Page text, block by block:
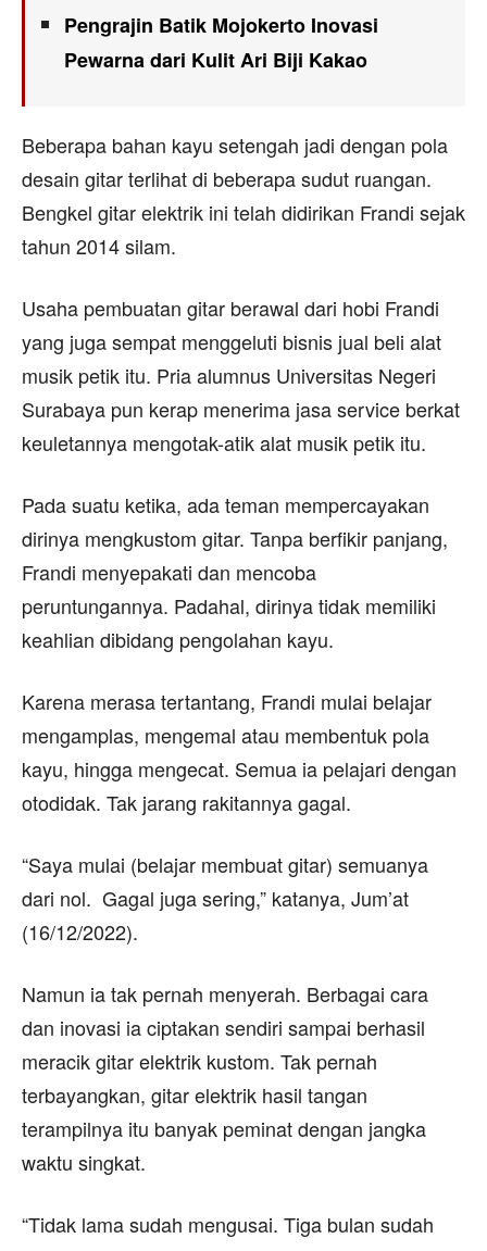
Pengrajin Batik Mojokerto Inovasi
Pewarna dari Kulit Ari Biji Kakao
Beberapa bahan kayu setengah jadi dengan pola
desain gitar terlihat di beberapa sudut ruangan.
Bengkel gitar elektrik ini telah didirikan Frandi sejak
tahun 2014 silam.
Usaha pembuatan gitar berawal dari hobi Frandi
yang juga sempat menggeluti bisnis jual beli alat
musik petik itu. Pria alumnus Universitas Negeri
Surabaya pun kerap menerima jasa service berkat
keuletannya mengotak-atik alat musik petik itu.
Pada suatu ketika, ada teman mempercayakan
dirinya mengkustom gitar. Tanpa berfikir panjang,
Frandi menyepakati dan mencoba
peruntungannya. Padahal, dirinya tidak memiliki
keahlian dibidang pengolahan kayu.
Karena merasa tertantang, Frandi mulai belajar
mengamplas, mengemal atau membentuk pola
kayu, hingga mengecat. Semua ia pelajari dengan
otodidak. Tak jarang rakitannya gagal.
“Saya mulai (belajar membuat gitar) semuanya
dari nol. Gagal juga sering,” katanya, Jum’at
(16/12/2022).
Namun ia tak pernah menyerah. Berbagai cara
dan inovasi ia ciptakan sendiri sampai berhasil
meracik gitar elektrik kustom. Tak pernah
terbayangkan, gitar elektrik hasil tangan
terampilnya itu banyak peminat dengan jangka
waktu singkat.
“Tidak lama sudah mengusai. Tiga bulan sudah